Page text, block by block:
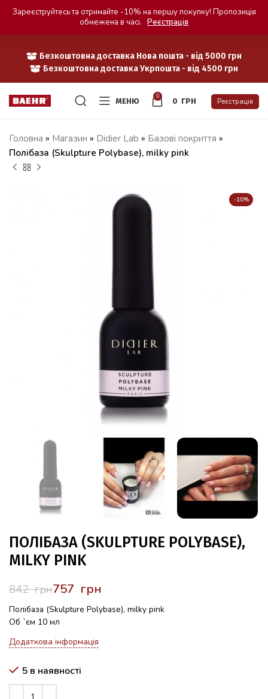
Безкоштовна доставка Нова пошта - від 5000 грн
Безкоштовна доставка Укрпошта - від 4500 грн
МЕНЮ
0
0 ГРН Реєстрація
Головна » Магазин » Didier Lab » Базові покриття »
Полібаза (Skulpture Polybase), milky pink
-10%
ПОЛІБАЗА (SKULPTURE POLYBASE),
MILKY PINK
842грн757 грн
Полібаза (Skulpture Polybase), milky pink
Об `єм 10 мл
Додаткова інформація
5 в наявності
Зареєструйтесь та отримайте -10% на першу покупку! Пропозиція
обмежена в часі. Реєстрація